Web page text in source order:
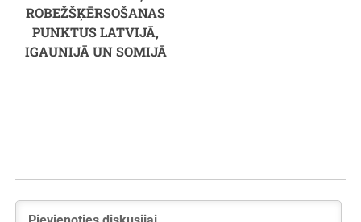
ROBEŽŠĶĒRSOŠANAS
PUNKTUS LATVIJĀ,
IGAUNIJĀ UN SOMIJĀ